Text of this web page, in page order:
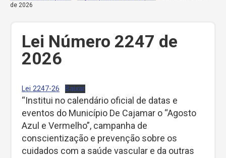
de 2026
Lei Número 2247 de
2026
Lei 2247-26 Baixar
“Institui no calendário oficial de datas e
eventos do Município De Cajamar o “Agosto
Azul e Vermelho”, campanha de
conscientização e prevenção sobre os
cuidados com a saúde vascular e da outras